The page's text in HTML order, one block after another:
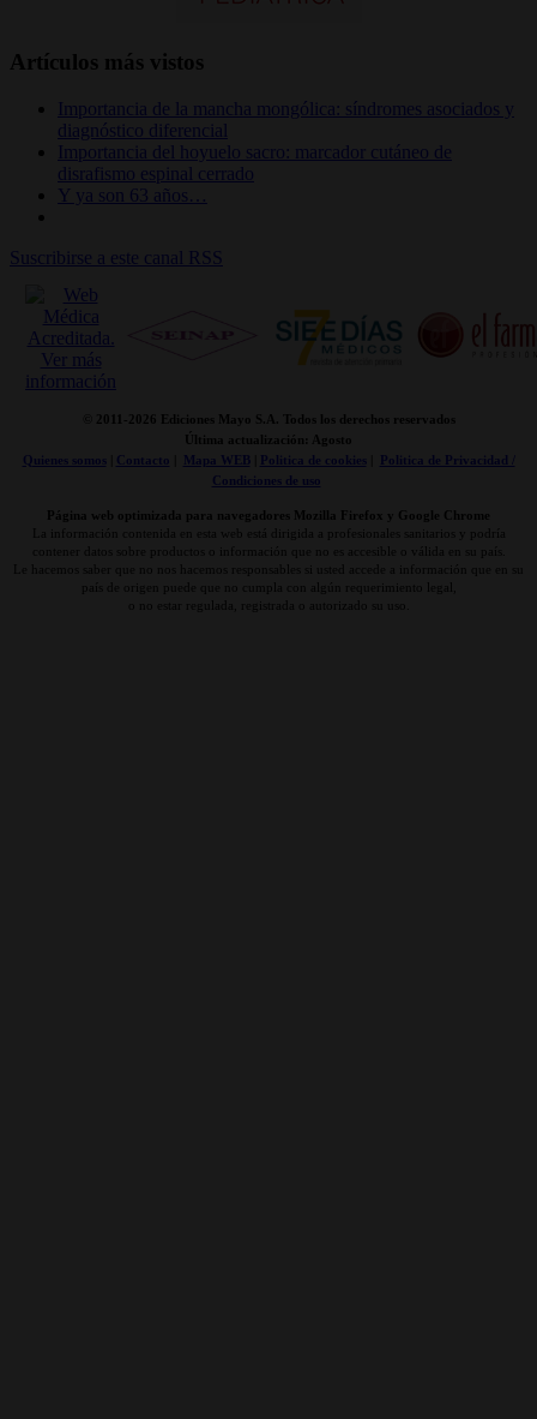
Artículos más vistos
Importancia de la mancha mongólica: síndromes asociados y
diagnóstico diferencial
Importancia del hoyuelo sacro: marcador cutáneo de
disrafismo espinal cerrado
Y ya son 63 años…
Suscribirse a este canal RSS
© 2011-2026 Ediciones Mayo S.A. Todos los derechos reservados
Última actualización: Agosto
Quienes somos| Contacto Mapa WEB| Politica de cookies|
Politica de Privacidad /
Condiciones de uso
Página web optimizada para navegadores Mozilla Firefox y Google Chrome
La información contenida en esta web está dirigida a profesionales sanitarios y podría
contener datos sobre productos o información que no es accesible o válida en su país.
Le hacemos saber que no nos hacemos responsables si usted accede a información que en su
país de origen puede que no cumpla con algún requerimiento legal,
o no estar regulada, registrada o autorizado su uso.